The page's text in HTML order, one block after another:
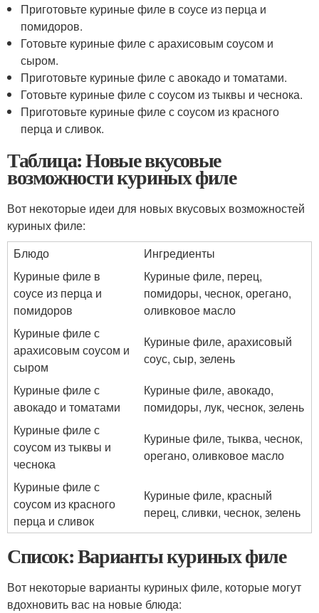
Приготовьте куриные филе в соусе из перца и
помидоров.
Готовьте куриные филе с арахисовым соусом и
сыром.
Приготовьте куриные филе с авокадо и томатами.
Готовьте куриные филе с соусом из тыквы и чеснока.
Приготовьте куриные филе с соусом из красного
перца и сливок.
Таблица: Новые вкусовые
возможности куриных филе
Вот некоторые идеи для новых вкусовых возможностей
куриных филе:
Блюдо
Ингредиенты
Куриные филе в
соусе из перца и
помидоров
Куриные филе, перец,
помидоры, чеснок, орегано,
оливковое масло
Куриные филе с
арахисовым соусом и
сыром
Куриные филе, арахисовый
соус, сыр, зелень
Куриные филе с
авокадо и томатами
Куриные филе, авокадо,
помидоры, лук, чеснок, зелень
Куриные филе с
соусом из тыквы и
чеснока
Куриные филе, тыква, чеснок,
орегано, оливковое масло
Куриные филе с
соусом из красного
перца и сливок
Куриные филе, красный
перец, сливки, чеснок, зелень
Список: Варианты куриных филе
Вот некоторые варианты куриных филе, которые могут
вдохновить вас на новые блюда: